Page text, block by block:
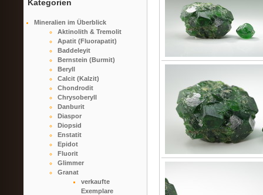
Kategorien
Mineralien im Überblick
Aktinolith & Tremolit
Apatit (Fluorapatit)
Baddeleyit
Bernstein (Burmit)
Beryll
Calcit (Kalzit)
Chondrodit
Chrysoberyll
Danburit
Diaspor
Diopsid
Enstatit
Epidot
Fluorit
Glimmer
Granat
verkaufte
Exemplare